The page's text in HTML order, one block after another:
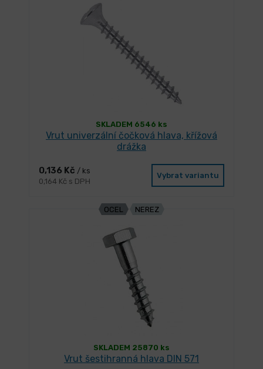
SKLADEM 6546 ks
Vrut univerzální čočková hlava, křížová
drážka
0,136 Kč / ks
0,164 Kč s DPH
Vybrat variantu
OCEL NEREZ
SKLADEM 25870 ks
Vrut šestihranná hlava DIN 571